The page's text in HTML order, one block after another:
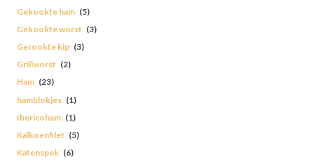
Gekookte ham (5)
Gekookte worst (3)
Gerookte kip (3)
Grillworst (2)
Ham (23)
hamblokjes (1)
Ibericoham (1)
Kalkoenfilet (5)
Katenspek (6)